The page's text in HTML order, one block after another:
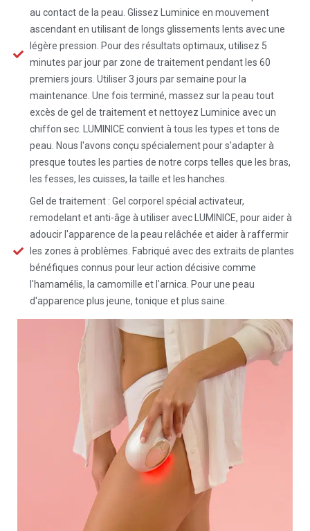
au contact de la peau. Glissez Luminice en mouvement
ascendant en utilisant de longs glissements lents avec une
légère pression. Pour des résultats optimaux, utilisez 5
minutes par jour par zone de traitement pendant les 60
premiers jours. Utiliser 3 jours par semaine pour la
maintenance. Une fois terminé, massez sur la peau tout
excès de gel de traitement et nettoyez Luminice avec un
chiffon sec. LUMINICE convient à tous les types et tons de
peau. Nous l'avons conçu spécialement pour s'adapter à
presque toutes les parties de notre corps telles que les bras,
les fesses, les cuisses, la taille et les hanches.
Gel de traitement : Gel corporel spécial activateur,
remodelant et anti-âge à utiliser avec LUMINICE, pour aider à
adoucir l'apparence de la peau relâchée et aider à raffermir
les zones à problèmes. Fabriqué avec des extraits de plantes
bénéfiques connus pour leur action décisive comme
l'hamamélis, la camomille et l'arnica. Pour une peau
d'apparence plus jeune, tonique et plus saine.